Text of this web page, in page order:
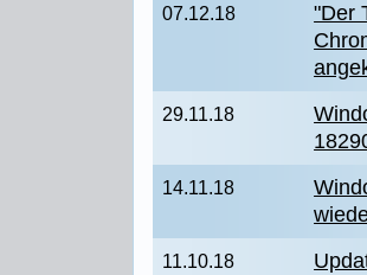
07.12.18
"Der
29.11.18
14.11.18
11.10.18